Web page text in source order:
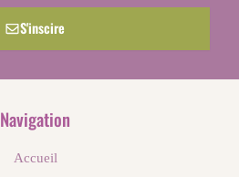
S'inscire
Navigation
Accueil